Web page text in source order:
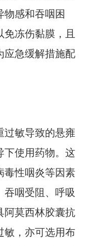
物感和吞咽困
冻伤黏膜，且
应急缓解措施配
过敏导致的悬雍
下使用药物。这
毒性咽炎等因素
吞咽受阻、呼吸
阿莫西林胶囊抗
敏，亦可选用布